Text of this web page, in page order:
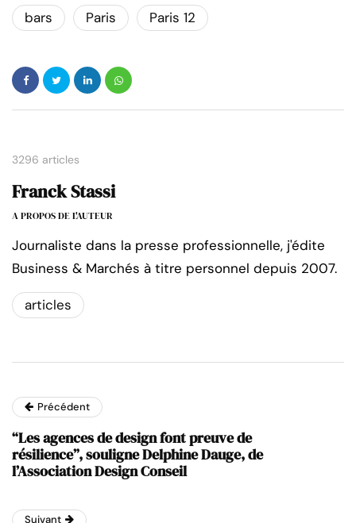
bars Paris Paris 12
3296 articles
Franck Stassi
A PROPOS DE L'AUTEUR
Journaliste dans la presse professionnelle, j'édite
Business & Marchés à titre personnel depuis 2007.
articles
Précédent
“Les agences de design font preuve de
résilience”, souligne Delphine Dauge, de
l’Association Design Conseil
Suivant